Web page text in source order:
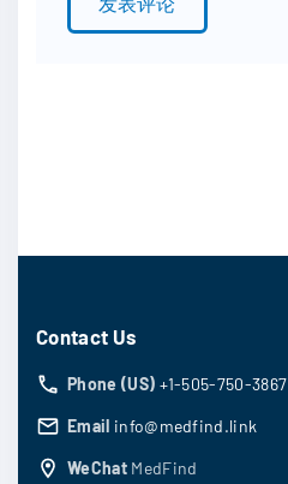
Contact Us
Phone (US) +1-505-750-3867
Email info@medfind.link
WeChat MedFind